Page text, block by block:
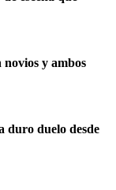
novios y ambos
duro duelo desde